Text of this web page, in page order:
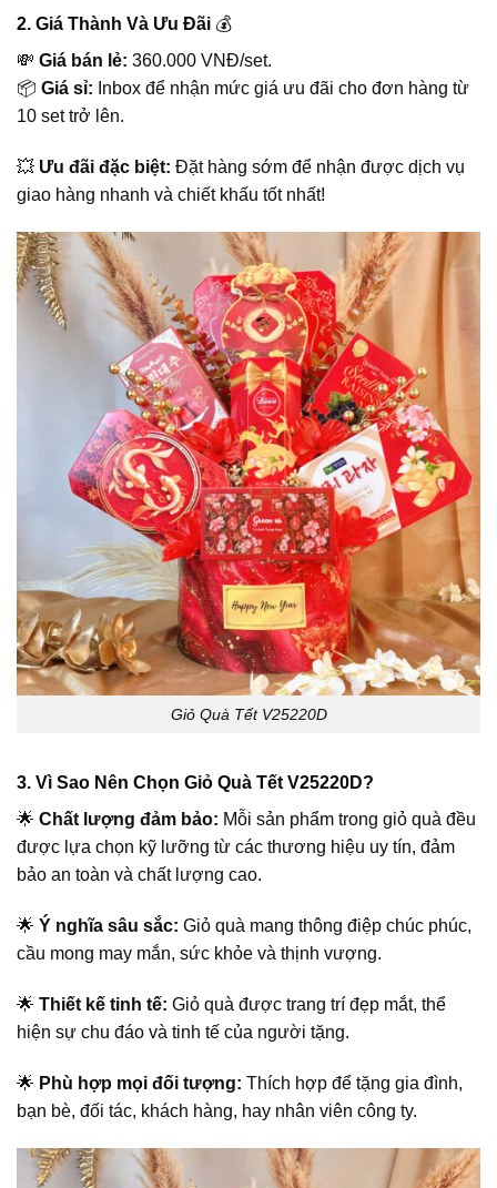
2. Giá Thành Và Ưu Đãi 💰
💸 Giá bán lẻ: 360.000 VNĐ/set.
📦 Giá sỉ: Inbox để nhận mức giá ưu đãi cho đơn hàng từ
10 set trở lên.
💥 Ưu đãi đặc biệt: Đặt hàng sớm để nhận được dịch vụ
giao hàng nhanh và chiết khấu tốt nhất!
Giỏ Quà Tết V25220D
3. Vì Sao Nên Chọn Giỏ Quà Tết V25220D?
🌟 Chất lượng đảm bảo: Mỗi sản phẩm trong giỏ quà đều
được lựa chọn kỹ lưỡng từ các thương hiệu uy tín, đảm
bảo an toàn và chất lượng cao.
🌟 Ý nghĩa sâu sắc: Giỏ quà mang thông điệp chúc phúc,
cầu mong may mắn, sức khỏe và thịnh vượng.
🌟 Thiết kế tinh tế: Giỏ quà được trang trí đẹp mắt, thể
hiện sự chu đáo và tinh tế của người tặng.
🌟 Phù hợp mọi đối tượng: Thích hợp để tặng gia đình,
bạn bè, đối tác, khách hàng, hay nhân viên công ty.